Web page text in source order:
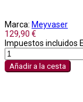
Marca: Meyvaser
129,90 €
Impuestos incluidos
Añadir a la cesta